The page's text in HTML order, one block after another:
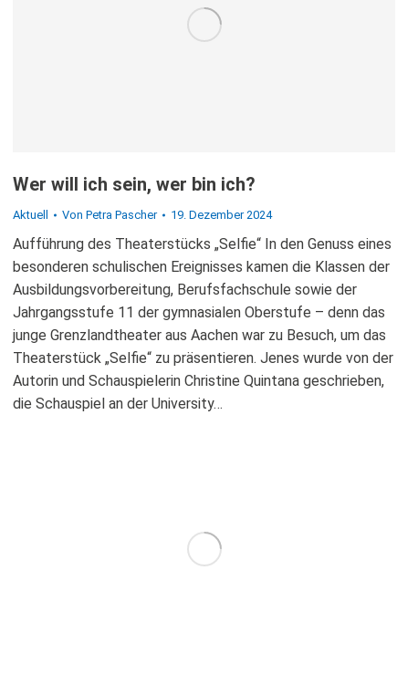
Wer will ich sein, wer bin ich?
Aktuell Von Petra Pascher 19. Dezember 2024
Aufführung des Theaterstücks „Selfie“ In den Genuss eines
besonderen schulischen Ereignisses kamen die Klassen der
Ausbildungsvorbereitung, Berufsfachschule sowie der
Jahrgangsstufe 11 der gymnasialen Oberstufe – denn das
junge Grenzlandtheater aus Aachen war zu Besuch, um das
Theaterstück „Selfie“ zu präsentieren. Jenes wurde von der
Autorin und Schauspielerin Christine Quintana geschrieben,
die Schauspiel an der University…